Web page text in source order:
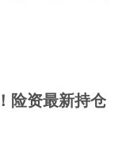
险资最新持仓